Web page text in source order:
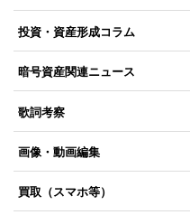
投資・資産形成コラム
暗号資産関連ニュース
歌詞考察
画像・動画編集
買取（スマホ等）